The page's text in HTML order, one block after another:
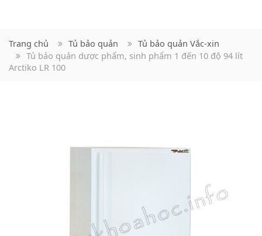
Trang chủ Tủ bảo quản
Tủ bảo quản Vắc-xin
Tủ bảo quản dược phẩm, sinh phẩm 1 đến 10 độ 94 lít
Arctiko LR 100